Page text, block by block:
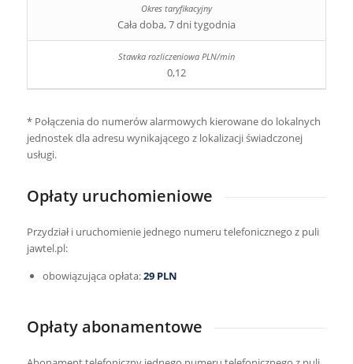
Cała doba, 7 dni tygodnia
0,12
* Połączenia do numerów alarmowych kierowane do lokalnych
jednostek dla adresu wynikającego z lokalizacji świadczonej
usługi.
Opłaty uruchomieniowe
Przydział i uruchomienie jednego numeru telefonicznego z puli
jawtel.pl:
obowiązująca opłata:29 PLN
Opłaty abonamentowe